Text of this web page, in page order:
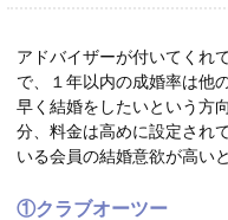
アドバイザーが付いてくれ
で、１年以内の成婚率は他
早く結婚をしたいという方
分、料金は高めに設定され
いる会員の結婚意欲が高い
①クラブオーツー